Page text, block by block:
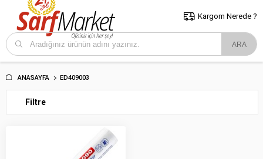
5000 TL ve Üzeri Alışverişlerde İstanbul İçi Kargo Bedava!
ve Trakya İçin Tıklayın..
Kargom Nerede ?
ANASAYFA ED409003
Filtre